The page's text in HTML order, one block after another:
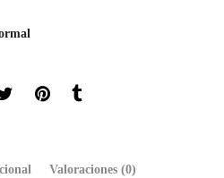
Valoraciones (0)